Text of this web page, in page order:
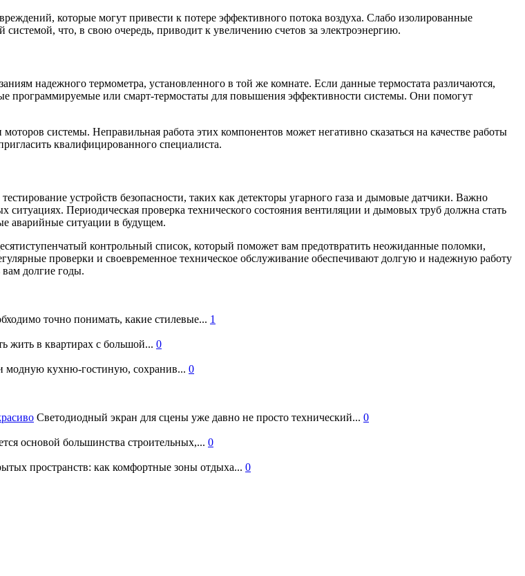
которые могут привести к потере эффективного потока воздуха. Слабо изолированные
что, в свою очередь, приводит к увеличению счетов за электроэнергию.
надежного термометра, установленного в той же комнате. Если данные термостата различаются,
программируемые или смарт-термостаты для повышения эффективности системы. Они помогут
системы. Неправильная работа этих компонентов может негативно сказаться на качестве работы
квалифицированного специалиста.
устройств безопасности, таких как детекторы угарного газа и дымовые датчики. Важно
Периодическая проверка технического состояния вентиляции и дымовых труб должна стать
аварийные ситуации в будущем.
контрольный список, который поможет вам предотвратить неожиданные поломки,
проверки и своевременное техническое обслуживание обеспечивают долгую и надежную работу
долгие годы.
точно понимать, какие стилевые... 1
жить в квартирах с большой... 0
модную кухню-гостиную, сохранив... 0
Светодиодный экран для сцены уже давно не просто технический... 0
основой большинства строительных,... 0
пространств: как комфортные зоны отдыха... 0